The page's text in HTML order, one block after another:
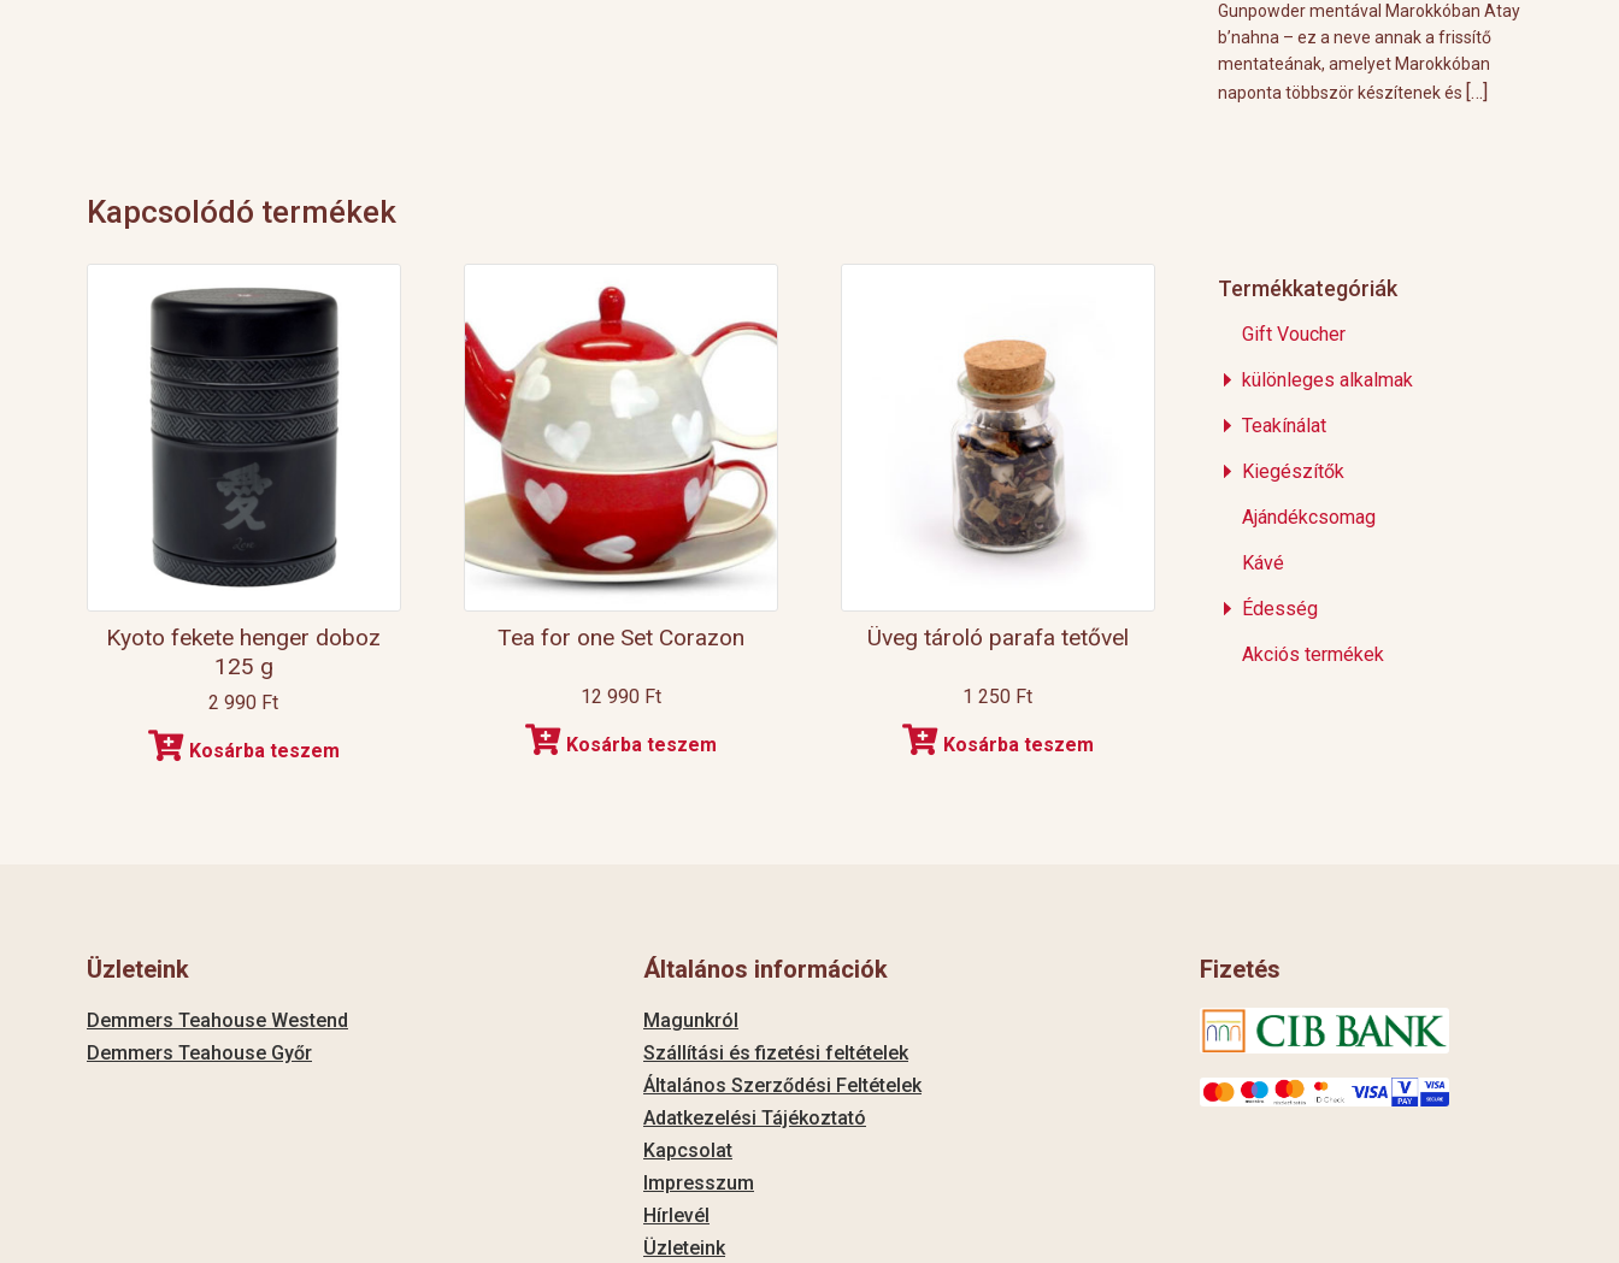
Kapcsolódó termékek
Kyoto fekete henger doboz
125 g
2 990 Ft
Kosárba teszem
Tea for one Set Corazon
12 990 Ft
Kosárba teszem
Üveg tároló parafa tetővel
1 250 Ft
Kosárba teszem
Gunpowder mentával Marokkóban Atay
b’nahna – ez a neve annak a frissítő
mentateának, amelyet Marokkóban
naponta többször készítenek és […]
Termékkategóriák
Gift Voucher
különleges alkalmak
Teakínálat
Kiegészítők
Ajándékcsomag
Kávé
Édesség
Akciós termékek
Üzleteink
Demmers Teahouse Westend
Demmers Teahouse Győr
Általános információk
Magunkról
Szállítási és fizetési feltételek
Általános Szerződési Feltételek
Adatkezelési Tájékoztató
Kapcsolat
Impresszum
Hírlevél
Üzleteink
Fizetés